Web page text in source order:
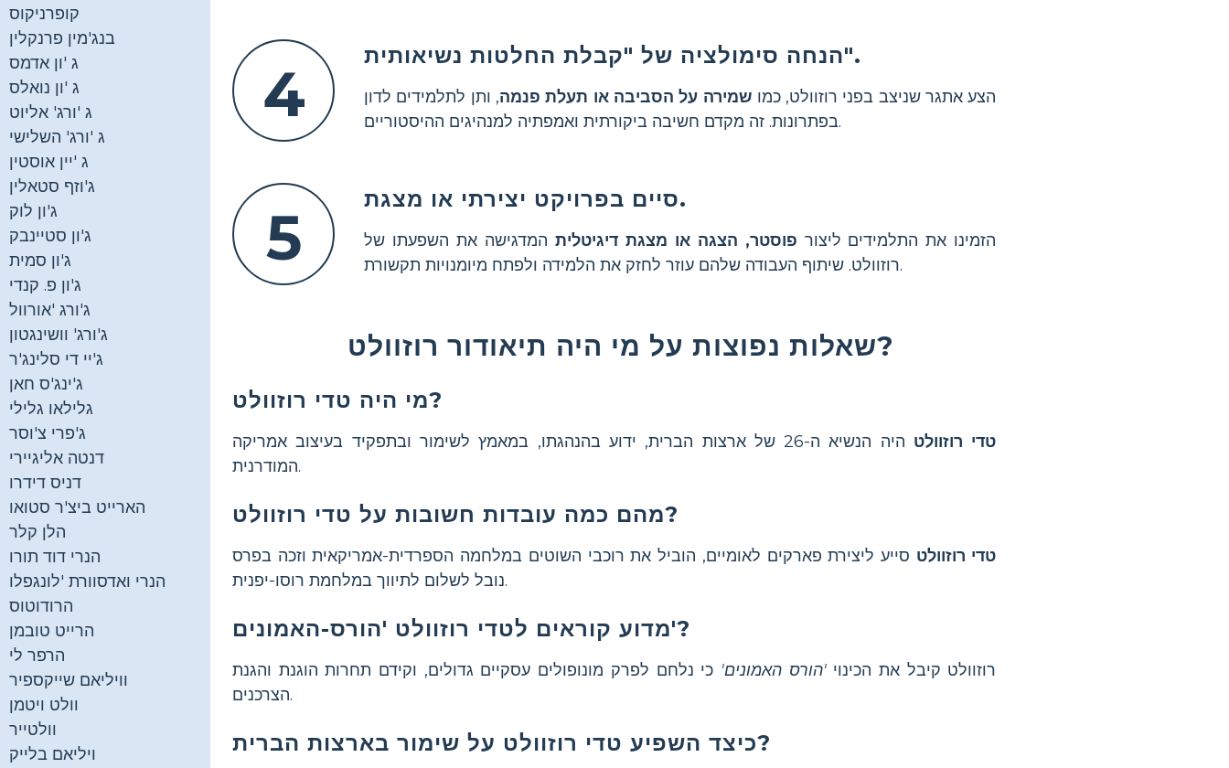
קופרניקוס
בנג'מין פרנקלין
ג 'ון אדמס
ג 'ון נואלס
ג 'ורג' אליוט
ג 'ורג' השלישי
ג 'יין אוסטין
ג'וזף סטאלין
ג'ון לוק
ג'ון סטיינבק
ג'ון סמית
ג'ון פ. קנדי
ג'ורג 'אורוול
ג'ורג' וושינגטון
ג'יי די סלינג'ר
ג'ינג'ס חאן
גלילאו גלילי
ג'פרי צ'וסר
דנטה אליגיירי
דניס דידרו
הארייט ביצ'ר סטואו
הלן קלר
הנרי דוד תורו
הנרי ואדסוורת 'לונגפלו
הרודוטוס
הרייט טובמן
הרפר לי
וויליאם שייקספיר
וולט ויטמן
וולטייר
ויליאם בלייק
4
הנחה סימולציה של "קבלת החלטות נשיאותית".
הצע אתגר שניצב בפני רוזוולט, כמו שמירה על הסביבה או תעלת פנמה, ותן לתלמידים לדון
בפתרונות. זה מקדם חשיבה ביקורתית ואמפתיה למנהיגים ההיסטוריים.
5
סיים בפרויקט יצירתי או מצגת.
הזמינו את התלמידים ליצור פוסטר, הצגה או מצגת דיגיטלית המדגישה את השפעתו של
רוזוולט. שיתוף העבודה שלהם עוזר לחזק את הלמידה ולפתח מיומנויות תקשורת.
שאלות נפוצות על מי היה תיאודור רוזוולט?
מי היה טדי רוזוולט?
טדי רוזוולט
היה הנשיא ה-26 של ארצות הברית, ידוע בהנהגתו, במאמץ לשימור ובתפקיד בעיצוב אמריקה
המודרנית.
מהם כמה עובדות חשובות על טדי רוזוולט?
טדי רוזוולט סייע ליצירת פארקים לאומיים, הוביל את רוכבי השוטים במלחמה הספרדית-אמריקאית וזכה בפרס
נובל לשלום לתיווך במלחמת רוסו-יפנית.
מדוע קוראים לטדי רוזוולט 'הורס-האמונים'?
רוזוולט קיבל את הכינוי'הורס האמונים' כי נלחם לפרק מונופולים עסקיים גדולים, וקידם תחרות הוגנת והגנת
הצרכנים.
כיצד השפיע טדי רוזוולט על שימור בארצות הברית?